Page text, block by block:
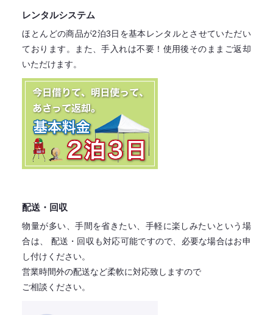
レンタルシステム
ほとんどの商品が2泊3日を基本レンタルとさせていただい
ております。
また、手入れは不要！ 使用後そのままご返却
いただけます。
配送・回収
物量が多い、手間を省きたい、手軽に楽しみたいという場
合は、
配送・回収も対応可能ですので、必要な場合はお申
し付けください。
営業時間外の配送など柔軟に対応致しますので
ご相談ください。